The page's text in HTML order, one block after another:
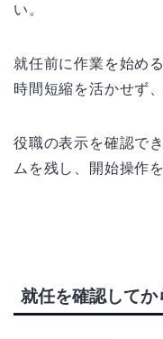
い。
就任前に作業を始め
時間短縮を活かせず
役職の表示を確認で
ムを残し、開始操作
就任を確認して